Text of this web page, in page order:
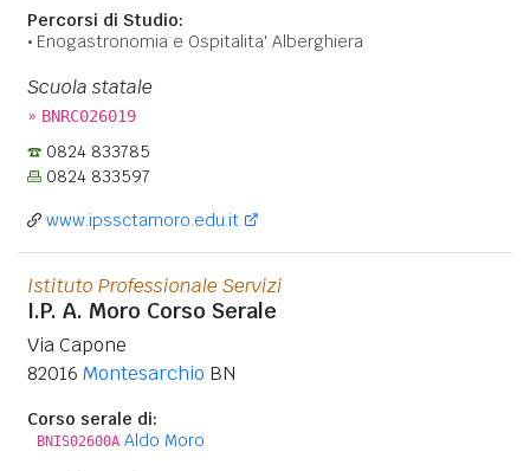
Percorsi di Studio:
Enogastronomia e Ospitalita' Alberghiera
Scuola statale
» BNRC026019
0824 833785
0824 833597
www.ipssctamoro.edu.it
Istituto Professionale Servizi
I.P. A. Moro Corso Serale
Via Capone
82016 Montesarchio BN
Corso serale di:
BNIS02600A Aldo Moro